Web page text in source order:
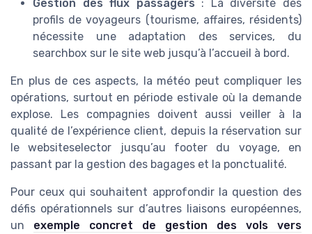
Gestion des flux passagers : La diversité des
profils de voyageurs (tourisme, affaires, résidents)
nécessite une adaptation des services, du
searchbox sur le site web jusqu’à l’accueil à bord.
En plus de ces aspects, la météo peut compliquer les
opérations, surtout en période estivale où la demande
explose. Les compagnies doivent aussi veiller à la
qualité de l’expérience client, depuis la réservation sur
lewebsiteselector jusqu’au footer du voyage, en
passant par la gestion des bagages et la ponctualité.
Pour ceux qui souhaitent approfondir la question des
défis opérationnels sur d’autres liaisons européennes,
un exemple concret de gestion des vols vers